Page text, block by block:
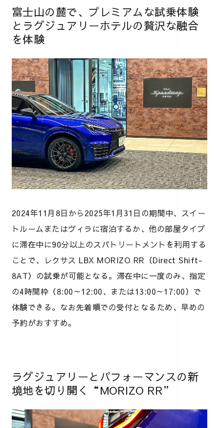
富士山の麓で、プレミアムな試乗体験
とラグジュアリーホテルの贅沢な融合
を体験
2024年11月8日から2025年1月31日の期間中、スイー
トルームまたはヴィラに宿泊するか、他の部屋タイプ
に滞在中に90分以上のスパトリートメントを利用する
ことで、レクサス LBX MORIZO RR（Direct Shift-
8AT）の試乗が可能となる。滞在中に一度のみ、指定
の4時間枠（8:00～12:00、または13:00～17:00）で
体験できる。なお先着順での受付となるため、早めの
予約がおすすめ。
ラグジュアリーとパフォーマンスの新
境地を切り開く“MORIZO RR”